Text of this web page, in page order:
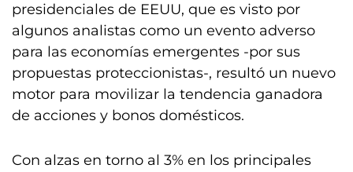
presidenciales de EEUU, que es visto por
algunos analistas como un evento adverso
para las economías emergentes -por sus
propuestas proteccionistas-, resultó un nuevo
motor para movilizar la tendencia ganadora
de acciones y bonos domésticos.
Con alzas en torno al 3% en los principales